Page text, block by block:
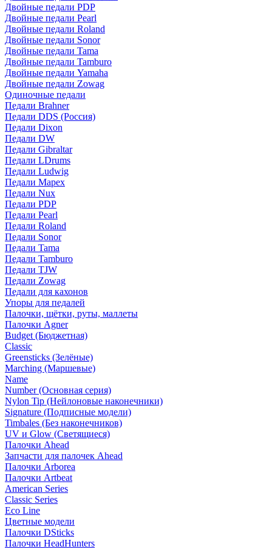
Двойные педали PDP
Двойные педали Pearl
Двойные педали Roland
Двойные педали Sonor
Двойные педали Tama
Двойные педали Tamburo
Двойные педали Yamaha
Двойные педали Zowag
Одиночные педали
Педали Brahner
Педали DDS (Россия)
Педали Dixon
Педали DW
Педали Gibraltar
Педали LDrums
Педали Ludwig
Педали Mapex
Педали Nux
Педали PDP
Педали Pearl
Педали Roland
Педали Sonor
Педали Tama
Педали Tamburo
Педали TJW
Педали Zowag
Педали для кахонов
Упоры для педалей
Палочки, щётки, руты, маллеты
Палочки Agner
Budget (Бюджетная)
Classic
Greensticks (Зелёные)
Marching (Маршевые)
Name
Number (Основная серия)
Nylon Tip (Нейлоновые наконечники)
Signature (Подписные модели)
Timbales (Без наконечников)
UV и Glow (Светящиеся)
Палочки Ahead
Запчасти для палочек Ahead
Палочки Arborea
Палочки Artbeat
American Series
Classic Series
Eco Line
Цветные модели
Палочки DSticks
Палочки HeadHunters